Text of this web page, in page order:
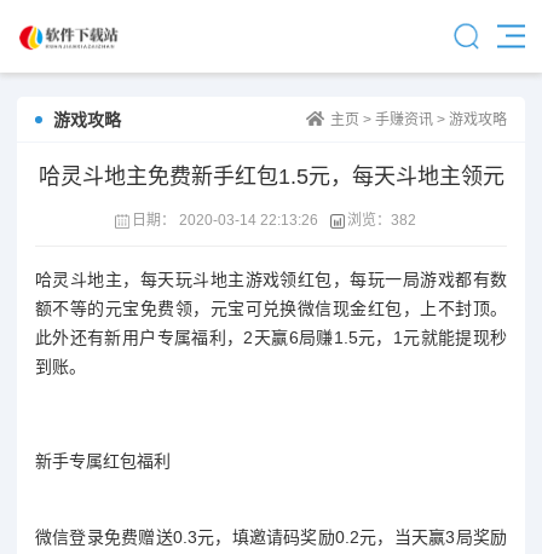
游戏攻略 主页 > 手赚资讯 > 游戏攻略
哈灵斗地主免费新手红包1.5元，每天斗地主领元
日期： 2020-03-14 22:13:26 浏览： 382
哈灵斗地主，每天玩斗地主游戏领红包，每玩一局游戏都有数
额不等的元宝免费领，元宝可兑换微信现金红包，上不封顶。
此外还有新用户专属福利，2天赢6局赚1.5元，1元就能提现秒
到账。
新手专属红包福利
微信登录免费赠送0.3元，填邀请码奖励0.2元，当天赢3局奖励